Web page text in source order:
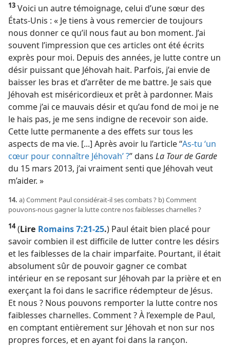
13 Voici un autre témoignage, celui d’une sœur des
États-Unis : « Je tiens à vous remercier de toujours
nous donner ce qu’il nous faut au bon moment. J’ai
souvent l’impression que ces articles ont été écrits
exprès pour moi. Depuis des années, je lutte contre un
désir puissant que Jéhovah hait. Parfois, j’ai envie de
baisser les bras et d’arrêter de me battre. Je sais que
Jéhovah est miséricordieux et prêt à pardonner. Mais
comme j’ai ce mauvais désir et qu’au fond de moi je ne
le hais pas, je me sens indigne de recevoir son aide.
Cette lutte permanente a des effets sur tous les
aspects de ma vie. [...] Après avoir lu l’article “As-​tu ‘un
cœur pour connaître Jéhovah’ ?” dans La Tour de Garde
du 15 mars 2013, j’ai vraiment senti que Jéhovah veut
m’aider. »
14. a) Comment Paul considérait-​il ses combats ? b) Comment
pouvons-​nous gagner la lutte contre nos faiblesses charnelles ?
14(Lire Romains 7:21-25.) Paul était bien placé pour
savoir combien il est difficile de lutter contre les désirs
et les faiblesses de la chair imparfaite. Pourtant, il était
absolument sûr de pouvoir gagner ce combat
intérieur en se reposant sur Jéhovah par la prière et en
exerçant la foi dans le sacrifice rédempteur de Jésus.
Et nous ? Nous pouvons remporter la lutte contre nos
faiblesses charnelles. Comment ? À l’exemple de Paul,
en comptant entièrement sur Jéhovah et non sur nos
propres forces, et en ayant foi dans la rançon.